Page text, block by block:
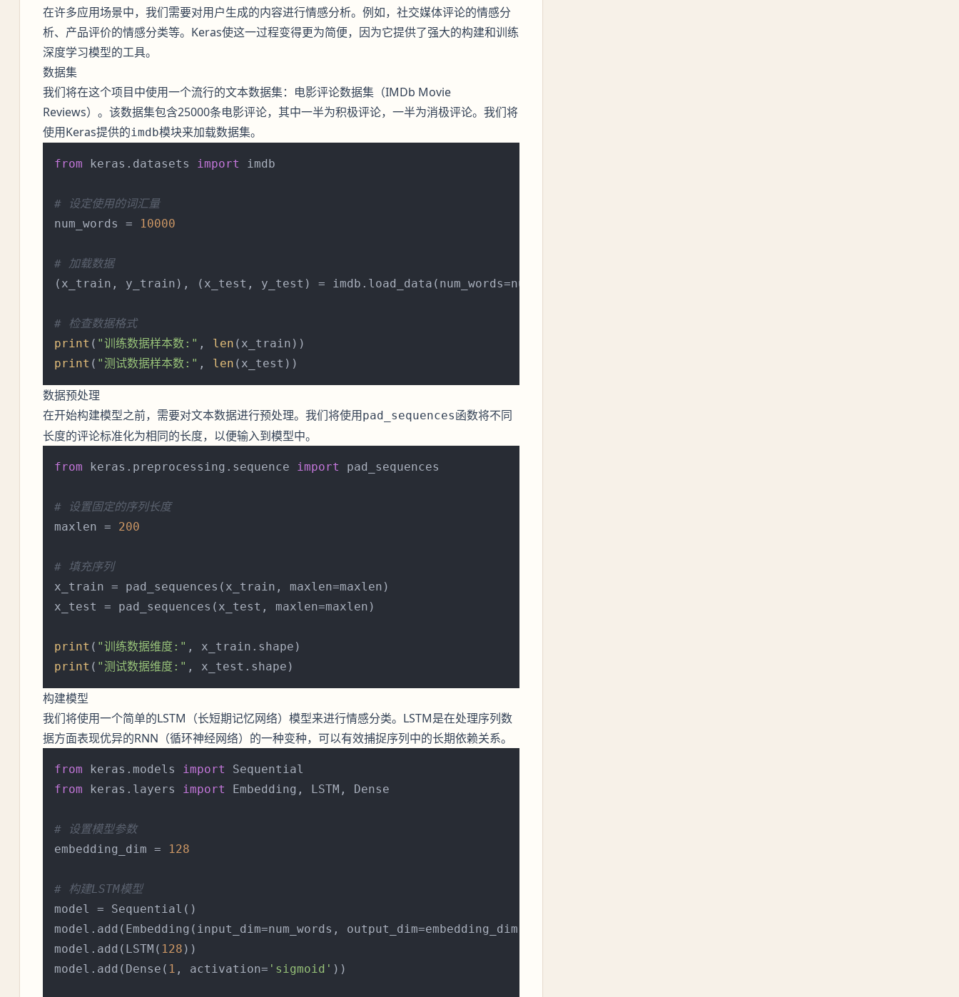
在许多应用场景中，我们需要对用户生成的内容进行情感分析。例如，社交媒体评论的情感分
析、产品评价的情感分类等。Keras使这一过程变得更为简便，因为它提供了强大的构建和训练
深度学习模型的工具。
数据集
我们将在这个项目中使用一个流行的文本数据集：电影评论数据集（IMDb Movie
Reviews）。该数据集包含25000条电影评论，其中一半为积极评论，一半为消极评论。我们将
使用Keras提供的imdb模块来加载数据集。
from keras.datasets import imdb
# 设定使用的词汇量
num_words =
10000
# 加载数据
(x_train, y_train), (x_test, y_test) = imdb.load_data(num_words=num_words)
# 检查数据格式
print ( "训练数据样本数:" , len
print ( "测试数据样本数:" , len
数据预处理
在开始构建模型之前，需要对文本数据进行预处理。我们将使用pad_sequences函数将不同
长度的评论标准化为相同的长度，以便输入到模型中。
from keras.preprocessing.sequence import pad_sequences
# 设置固定的序列长度
maxlen = 200
# 填充序列
x_train = pad_sequences(x_train, maxlen=maxlen)
x_test = pad_sequences(x_test, maxlen=maxlen)
print ( "训练数据维度:"
print ( "测试数据维度:"
构建模型
我们将使用一个简单的LSTM（长短期记忆网络）模型来进行情感分类。LSTM是在处理序列数
据方面表现优异的RNN（循环神经网络）的一种变种，可以有效捕捉序列中的长期依赖关系。
from keras.models import
from keras.layers import Embedding, LSTM, Dense
# 设置模型参数
embedding_dim =
128
# 构建LSTM模型
model = Sequential()
model.add(Embedding(input_dim=num_words, output_dim=embedding_dim, input_length=maxlen))
model.add(LSTM( 128 ))
model.add(Dense( 1 , activation= 'sigmoid' ))